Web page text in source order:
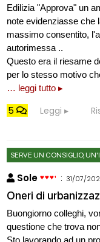
Edilizia "Approva" un
note evidenziasse che
massimo consentito,
autorimessa ..
Questo era il riesame
per lo stesso motivo
… leggi tutto ▸
5 Leggi
SERVE UN CONSIGLIO,
Sole : 31/07/
Oneri di
Buongiorno colleghi,
questione che trova
Sto lavorando ad un